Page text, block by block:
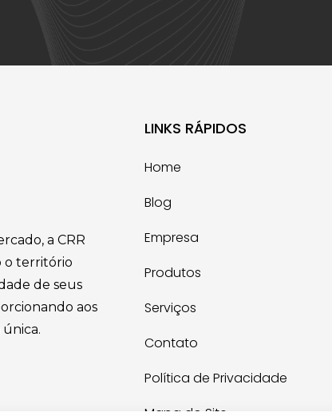
a CRR
o território
de seus
aos
LINKS RÁPIDOS
Home
Blog
Empresa
Produtos
Serviços
Contato
Política de Privacidade